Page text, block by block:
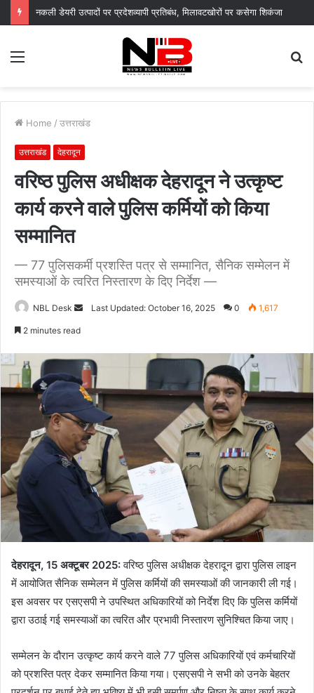
नगर आयुक्त के निर्देशों पर नगर निगम द्वारा सचिवालय परिसर में सब्जी पौधों का वितरण, “स्वच्छ दून–हरित दून” का दिया संदेश
Menu
Home / उत्तराखंड
उत्तराखंड देहरादून
वरिष्ठ पुलिस अधीक्षक देहरादून ने उत्कृष्ट
कार्य करने वाले पुलिस कर्मियों को किया
सम्मानित
— 77 पुलिसकर्मी प्रशस्ति पत्र से सम्मानित, सैनिक सम्मेलन में
समस्याओं के त्वरित निस्तारण के दिए निर्देश —
NBL Desk
SendLast Updated: October 16, 2025 0 1,617
2 minutes read
देहरादून, 15 अक्टूबर 2025:वरिष्ठ पुलिस अधीक्षक देहरादून द्वारा पुलिस लाइन
में आयोजित सैनिक सम्मेलन में पुलिस कर्मियों की समस्याओं की जानकारी ली गई।
इस अवसर पर एसएसपी ने उपस्थित अधिकारियों को निर्देश दिए कि पुलिस कर्मियों
द्वारा उठाई गई समस्याओं का त्वरित और प्रभावी निस्तारण सुनिश्चित किया जाए।
सम्मेलन के दौरान उत्कृष्ट कार्य करने वाले 77 पुलिस अधिकारियों एवं कर्मचारियों
को प्रशस्ति पत्र देकर सम्मानित किया गया। एसएसपी ने सभी को उनके बेहतर